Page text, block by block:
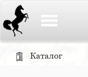
Каталог